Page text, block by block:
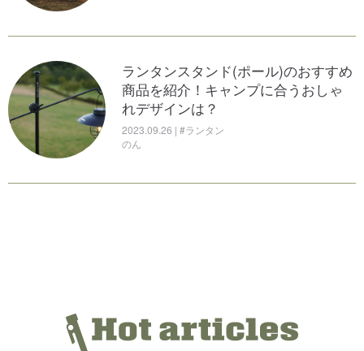
ランタンスタンド(ポール)のおすすめ
商品を紹介！キャンプに合うおしゃ
れデザインは？
2023.09.26 | #ランタン
のん